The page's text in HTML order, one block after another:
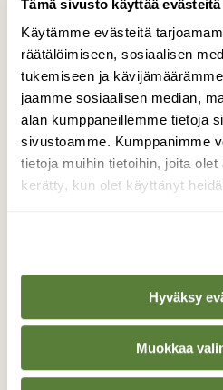
Tämä sivusto käyttää evästeitä
Käytämme evästeitä
räätälöimiseen, sosiaalisen
tukemiseen ja
jaamme sosiaalisen median,
alan kumppaneillemme tietoja
sivustoamme. Kumppanimme
tietoja muihin tietoihin, joita
kerätty, kun olet käyttänyt
Hyväksy
Muokkaa
Sarvikin löytyi pari
kaakkuri oli uimassa. Ei
oli varmaankin
munaansa
TAKAISIN